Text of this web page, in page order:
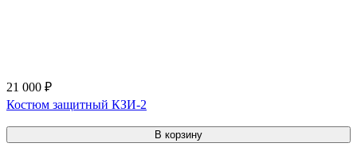
21 000 ₽
Костюм защитный КЗИ-2
В корзину